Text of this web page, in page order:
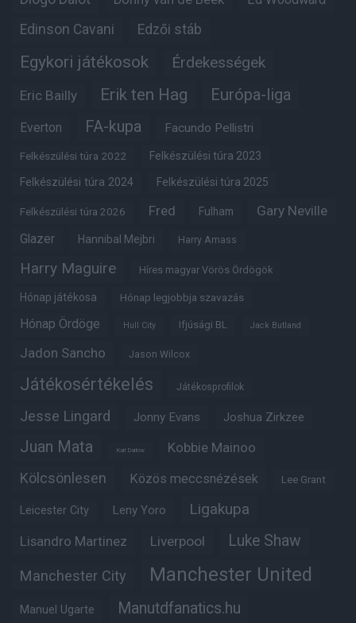
Edinson Cavani Edzői stáb
Egykori játékosok Érdekességek
Eric Bailly Erik ten Hag Európa-liga
Everton FA-kupa Facundo Pellistri
Felkészülési túra 2022 Felkészülési túra 2023
Felkészülési túra 2024 Felkészülési túra 2025
Felkészülési túra 2026 Fred Fulham Gary Neville
Glazer Hannibal Mejbri Harry Amass
Harry Maguire Híres magyar Vörös Ördögök
Hónap játékosa Hónap legjobbja szavazás
Hónap Ördöge Hull City Ifjúsági BL Jack Butland
Jadon Sancho Jason Wilcox
Játékosértékelés Játékosprofilok
Jesse Lingard Jonny Evans Joshua Zirkzee
Juan Mata Karl Darlow Kobbie Mainoo
Kölcsönlesen Közös meccsnézések Lee Grant
Leicester City Leny Yoro Ligakupa
Lisandro Martinez Liverpool Luke Shaw
Manchester City Manchester United
Manuel Ugarte Manutdfanatics.hu